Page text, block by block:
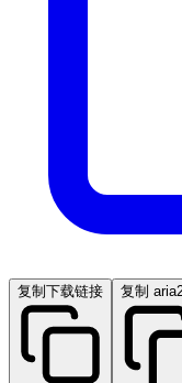
复制下载链接 复制